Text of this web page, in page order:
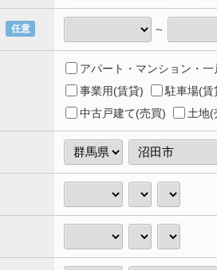
任意 ～
アパート・マンション・
事業用(賃貸)
駐車場(賃
中古戸建て(売買)
土地(